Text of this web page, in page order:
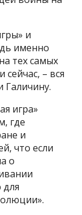
и
именно
тех самых
– вся
Галичину.
игра»
где
и
что если
о